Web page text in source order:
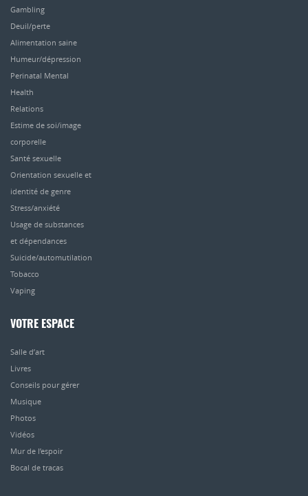
Gambling
Deuil/perte
Alimentation saine
Humeur/dépression
Perinatal Mental
Health
Relations
Estime de soi/image
corporelle
Santé sexuelle
Orientation sexuelle et
identité de genre
Stress/anxiété
Usage de substances
et dépendances
Suicide/automutilation
Tobacco
Vaping
VOTRE ESPACE
Salle d’art
Livres
Conseils pour gérer
Musique
Photos
Vidéos
Mur de l’espoir
Bocal de tracas